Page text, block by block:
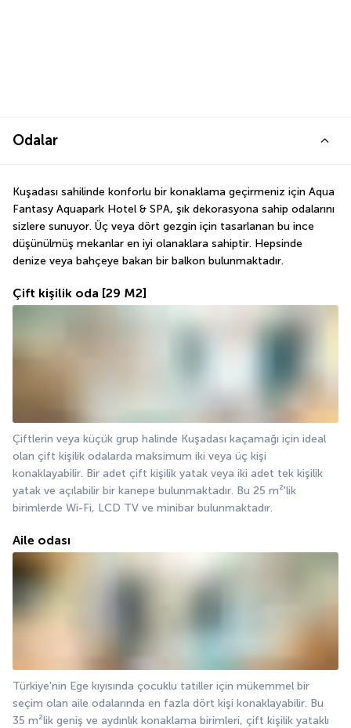
Odalar
Kuşadası sahilinde konforlu bir konaklama geçirmeniz için Aqua
Fantasy Aquapark Hotel & SPA, şık dekorasyona sahip odalarını
sizlere sunuyor. Üç veya dört gezgin için tasarlanan bu ince
düşünülmüş mekanlar en iyi olanaklara sahiptir. Hepsinde
denize veya bahçeye bakan bir balkon bulunmaktadır.
Çift kişilik oda [29 M2]
Çiftlerin veya küçük grup halinde Kuşadası kaçamağı için ideal
olan çift kişilik odalarda maksimum iki veya üç kişi
konaklayabilir. Bir adet çift kişilik yatak veya iki adet tek kişilik
yatak ve açılabilir bir kanepe bulunmaktadır. Bu 25 m²'lik
birimlerde Wi-Fi, LCD TV ve minibar bulunmaktadır.
Aile odası
Türkiye'nin Ege kıyısında çocuklu tatiller için mükemmel bir
seçim olan aile odalarında en fazla dört kişi konaklayabilir. Bu
35 m²lik geniş ve aydınlık konaklama birimleri, çift kişilik yataklı